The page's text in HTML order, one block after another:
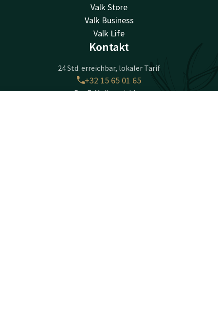
Valk Store
Valk Business
Valk Life
Kontakt
24 Std. erreichbar, lokaler Tarif
+32 15 65 01 65
Per E-Mail erreichbar